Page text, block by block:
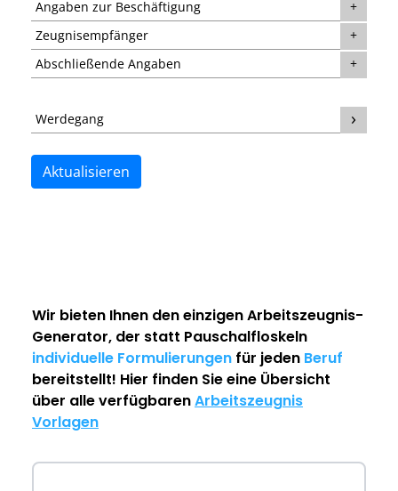
Angaben zur Beschäftigung
Zeugnisempfänger
Abschließende Angaben
Werdegang
Aktualisieren
Wir bieten Ihnen den einzigenArbeitszeugnis-
Generator, der statt Pauschalfloskeln
individuelle Formulierungen für jeden Beruf
bereitstellt! Hier finden Sie eine Übersicht
über alle verfügbarenArbeitszeugnis
Vorlagen